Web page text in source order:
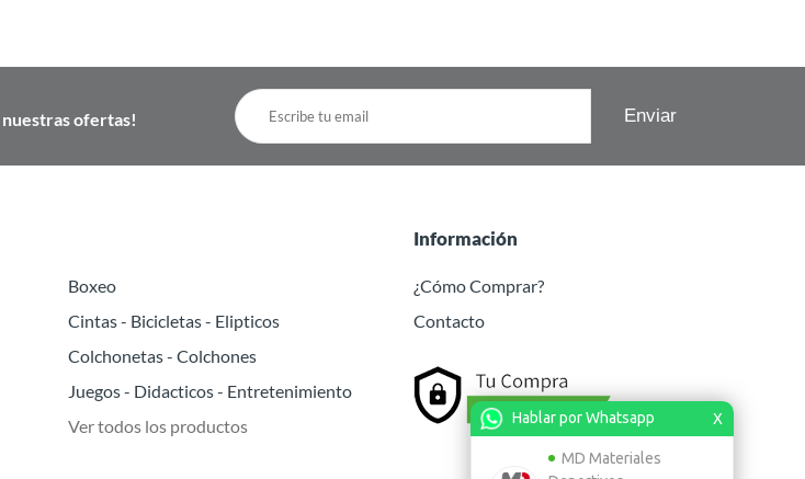
Hablar por Whatsapp X
MD Materiales
nuestras ofertas!
Boxeo
Cintas - Bicicletas - Elipticos
Colchonetas - Colchones
Juegos - Didacticos - Entretenimiento
Ver todos los productos
Información
¿Cómo Comprar?
Contacto